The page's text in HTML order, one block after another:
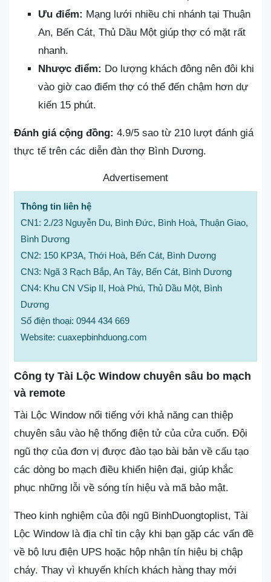
Ưu điểm: Mạng lưới nhiều chi nhánh tại Thuận
An, Bến Cát, Thủ Dầu Một giúp thợ có mặt rất
nhanh.
Nhược điểm: Do lượng khách đông nên đôi khi
vào giờ cao điểm thợ có thể đến chậm hơn dự
kiến 15 phút.
Đánh giá cộng đồng: 4.9/5 sao từ 210 lượt đánh giá
thực tế trên các diễn đàn thợ Bình Dương.
Advertisement
Thông tin liên hệ
CN1: 2./23 Nguyễn Du, Bình Đức, Bình Hoà, Thuận Giao,
Bình Dương
CN2: 150 KP3A, Thới Hoà, Bến Cát, Bình Dương
CN3: Ngã 3 Rạch Bắp, An Tây, Bến Cát, Bình Dương
CN4: Khu CN VSip II, Hoà Phú, Thủ Dầu Một, Bình
Dương
Số điện thoại: 0944 434 669
Website: cuaxepbinhduong.com
Công ty Tài Lộc Window chuyên sâu bo mạch
và remote
Tài Lộc Window nổi tiếng với khả năng can thiệp
chuyên sâu vào hệ thống điện tử của cửa cuốn. Đội
ngũ thợ của đơn vị được đào tạo bài bản về cấu tạo
các dòng bo mạch điều khiển hiện đại, giúp khắc
phục những lỗi về sóng tín hiệu và mã bảo mật.
Theo kinh nghiệm của đội ngũ BinhDuongtoplist, Tài
Lộc Window là địa chỉ tin cậy khi bạn gặp các vấn đề
về bộ lưu điện UPS hoặc hộp nhận tín hiệu bị chập
cháy. Thay vì khuyến khích khách hàng thay mới